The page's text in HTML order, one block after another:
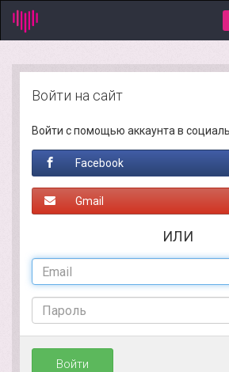
Войти на сайт
Войти с помощью аккаунта в
Facebook
Gmail
ИЛИ
Войти